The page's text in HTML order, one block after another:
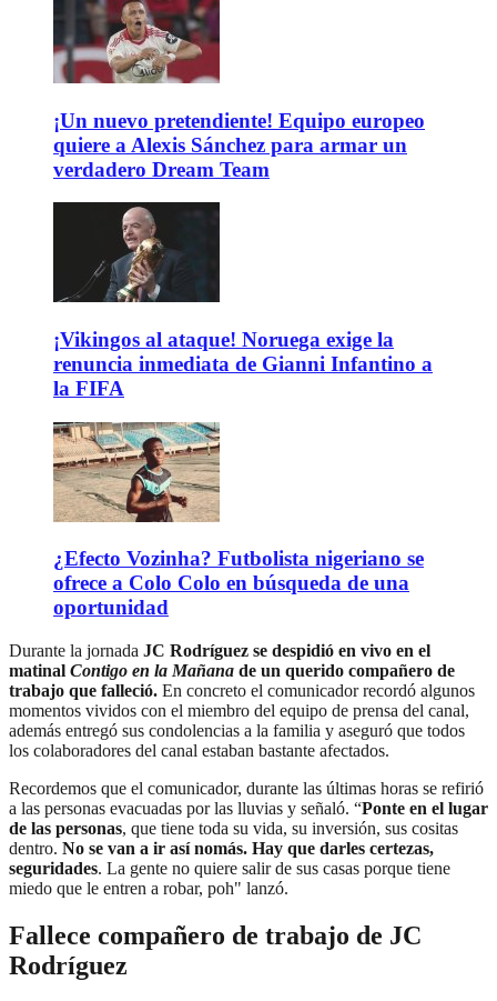
¡Un nuevo pretendiente! Equipo europeo
quiere a Alexis Sánchez para armar un
verdadero Dream Team
¡Vikingos al ataque! Noruega exige la
renuncia inmediata de Gianni Infantino a
la FIFA
¿Efecto Vozinha? Futbolista nigeriano se
ofrece a Colo Colo en búsqueda de una
oportunidad
Durante la jornada JC Rodríguez se despidió en vivo en el
matinal Contigo en la Mañana de un querido compañero de
trabajo que falleció. En concreto el comunicador recordó algunos
momentos vividos con el miembro del equipo de prensa del canal,
además entregó sus condolencias a la familia y aseguró que todos
los colaboradores del canal estaban bastante afectados.
Recordemos que el comunicador, durante las últimas horas se refirió
a las personas evacuadas por las lluvias y señaló. “Ponte en el lugar
de las personas, que tiene toda su vida, su inversión, sus cositas
dentro. No se van a ir así nomás. Hay que darles certezas,
seguridades. La gente no quiere salir de sus casas porque tiene
miedo que le entren a robar, poh" lanzó.
Fallece compañero de trabajo de JC
Rodríguez